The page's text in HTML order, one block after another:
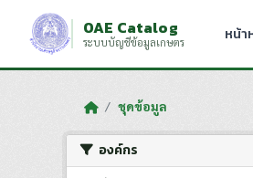
Skip to main content
OAE Catalog
ระบบบัญชีข้อมูลเกษตร หน้า
ชุดข้อมูล
องค์กร